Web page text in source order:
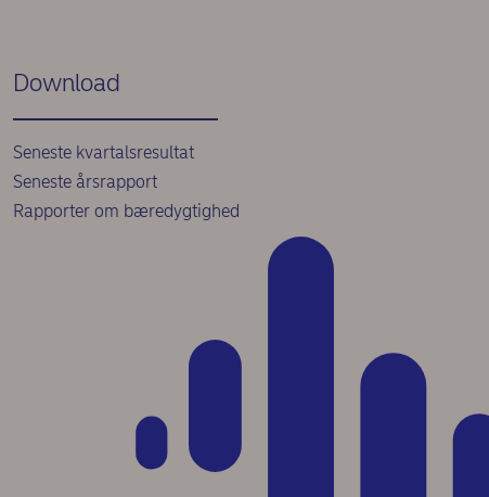
Download
Seneste kvartalsresultat
Seneste årsrapport
Rapporter om bæredygtighed